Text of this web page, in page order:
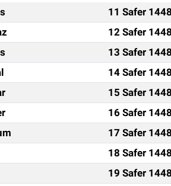
11 Safer 1448
12 Safer 1448
13 Safer 1448
14 Safer 1448
15 Safer 1448
16 Safer 1448
17 Safer 1448
18 Safer 1448
19 Safer 1448